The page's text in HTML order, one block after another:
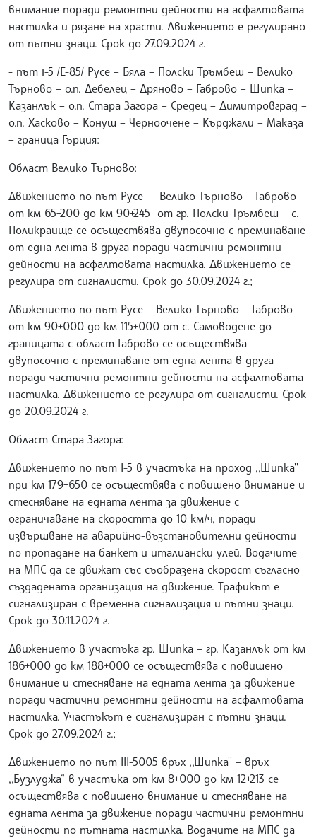
внимание поради ремонтни дейности на асфалтовата
настилка и рязане на храсти. Движението е регулирано
от пътни знаци. Срок до 27.09.2024 г.
- път І-5 /Е-85/ Русе – Бяла – Полски Тръмбеш – Велико
Търново – о.п. Дебелец – Дряново – Габрово – Шипка –
Казанлък – о.п. Стара Загора – Средец – Димитровград –
о.п. Хасково – Конуш – Черноочене – Кърджали – Маказа
– граница Гърция:
Област Велико Търново:
Движението по път Русе – Велико Търново – Габрово
от км 65+200 до км 90+245 от гр. Полски Тръмбеш – с.
Поликраище се осъществява двупосочно с преминаване
от една лента в друга поради частични ремонтни
дейности на асфалтовата настилка. Движението се
регулира от сигналисти. Срок до 30.09.2024 г.;
Движението по път Русе – Велико Търново – Габрово
от км 90+000 до км 115+000 от с. Самоводене до
границата с област Габрово се осъществява
двупосочно с преминаване от една лента в друга
поради частични ремонтни дейности на асфалтовата
настилка. Движението се регулира от сигналисти. Срок
до 20.09.2024 г.
Област Стара Загора:
Движението по път I-5 в участъка на проход ,,Шипка''
при км 179+650 се осъществява с повишено внимание и
стесняване на едната лента за движение с
ограничаване на скоростта до 10 км/ч, поради
извършване на аварийно-възстановителни дейности
по пропадане на банкет и италиански улей. Водачите
на МПС да се движат със съобразена скорост съгласно
създадената организация на движение. Трафикът е
сигнализиран с временна сигнализация и пътни знаци.
Срок до 30.11.2024 г.
Движението в участъка гр. Шипка – гр. Казанлък от км
186+000 до км 188+000 се осъществява с повишено
внимание и стесняване на едната лента за движение
поради частични ремонтни дейности на асфалтовата
настилка. Участъкът е сигнализиран с пътни знаци.
Срок до 27.09.2024 г.;
Движението по път III-5005 връх ,,Шипка'' – връх
,,Бузлуджа“ в участъка от км 8+000 до км 12+213 се
осъществява с повишено внимание и стесняване на
едната лента за движение поради частични ремонтни
дейности по пътната настилка. Водачите на МПС да